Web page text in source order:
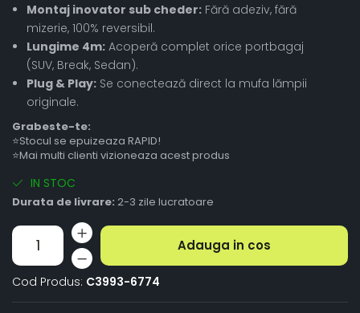
Montaj inovator sub cheder: Fără adeziv, fără
mizerie, 100% reversibil.
Lungime 4m: Acoperă complet orice portbagaj
(SUV, Break, Sedan).
Plug & Play: Se conectează direct la mufa lămpii
originale.
Grabeste-te:
⭐Stocul se epuizeaza RAPID!
⭐Mai multi clienti vizioneaza acest produs
IN STOC
Durata de livrare: 2-3 zile lucratoare
Adauga in cos
Cod Produs: C3993-6774